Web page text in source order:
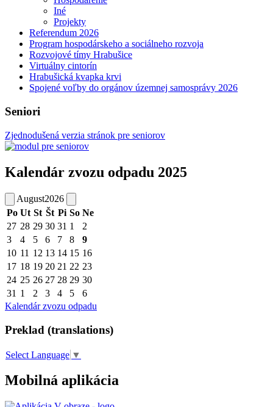
Iné
Projekty
Referendum 2026
Program hospodárskeho a sociálneho rozvoja
Rozvojové tímy Hrabušice
Virtuálny cintorín
Hrabušická kvapka krvi
Spojené voľby do orgánov územnej samosprávy 2026
Seniori
Zjednodušená verzia stránok pre seniorov
Kalendár zvozu odpadu 2025
August2026
Po Ut St Št Pi So Ne
27 28 29 30 31 1
2
3
4 5 6 7 8
9
10 11 12 13 14 15 16
17 18 19 20 21 22 23
24 25 26 27 28 29 30
31 1 2 3 4 5
6
Kalendár zvozu odpadu
Preklad (translations)
Select Language ▼
Mobilná aplikácia